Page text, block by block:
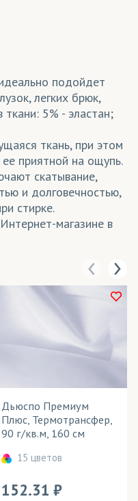
подойдет
легких брюк,
5% - эластан;
ткань, при этом
приятной на ощупь.
скатывание,
и долговечностью,
стирке.
магазине в
Дьюспо Премиум
Плюс, Термотрансфер,
90 г/кв.м, 160 см
15 цветов
152.31